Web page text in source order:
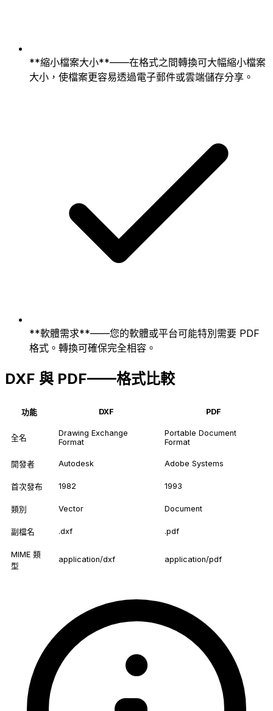
**縮小檔案大小**——在格式之間轉換可大幅縮小檔案
大小，使檔案更容易透過電子郵件或雲端儲存分享。
**軟體需求**——您的軟體或平台可能特別需要 PDF
格式。轉換可確保完全相容。
DXF 與 PDF——格式比較
功能 DXF PDF
全名
Drawing Exchange
Format
Portable Document
Format
開發者 Autodesk Adobe Systems
首次發布 1982 1993
類別 Vector Document
副檔名 .dxf .pdf
MIME 類
型
application/dxf application/pdf